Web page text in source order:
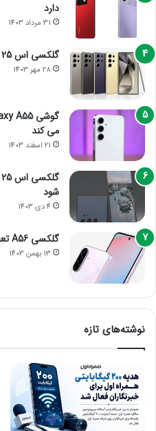
دارد
31 مرداد 1403
گلکسی اس 25 اولترا در چهار رنگ عرضه می شود
28 مهر 1403
می کند
21 اسفند 1403
شود
4 دی 1403
گلکسی A56 تعمیر سخت تری نسبت به A55 دارد
13 بهمن 1403
نوشته‌های تازه